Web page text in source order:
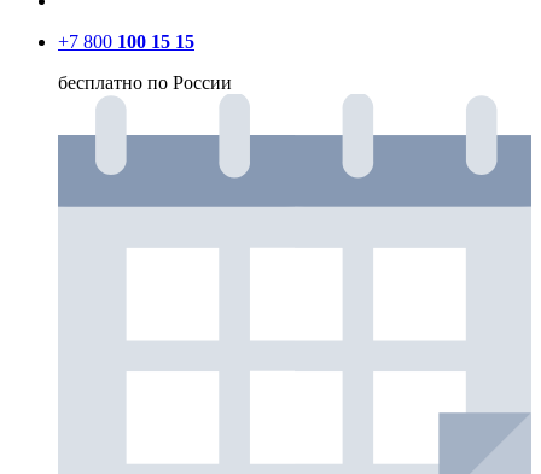
+7 800 100 15 15
бесплатно по России